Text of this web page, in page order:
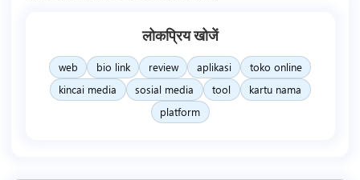
लोकप्रिय खोजें
web bio link review aplikasi
toko online
kincai media
sosial media tool
kartu nama
platform